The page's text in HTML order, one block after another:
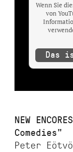
Wenn Sie
von
Das
NEW
Comedies"
Peter